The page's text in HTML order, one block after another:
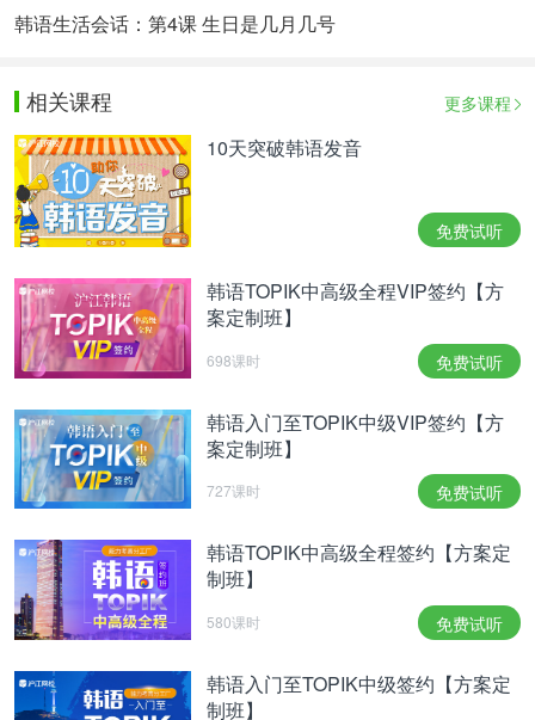
3.滞留签证申请
入场时间：11:00前
确认考生信息及注意事项介绍：11:00~11:20
开始考试：11:20
结束考试：11:50
好啦，关于口语考试韩语菌就介绍这么多，有疑问欢
迎大家留言。
为了帮你更好的备考，韩语菌准备了TOPIK备考大礼
包！
点击进行>>TOPIK水平摸底测试
点击制定>>TOPIK口语考试方案
点击查看>>TOPIK备考课程汇总
相关阅读：
TOPIK报名资讯
TOPIK备考经验
韩语生活会话：第4课 生日是几月几号
相关课程 更多课程
10天突破韩语发音
免费试听
韩语TOPIK中高级全程VIP签约【方
案定制班】
698课时 免费试听
韩语入门至TOPIK中级VIP签约【方
案定制班】
727课时 免费试听
韩语TOPIK中高级全程签约【方案定
制班】
580课时 免费试听
韩语入门至TOPIK中级签约【方案定
制班】